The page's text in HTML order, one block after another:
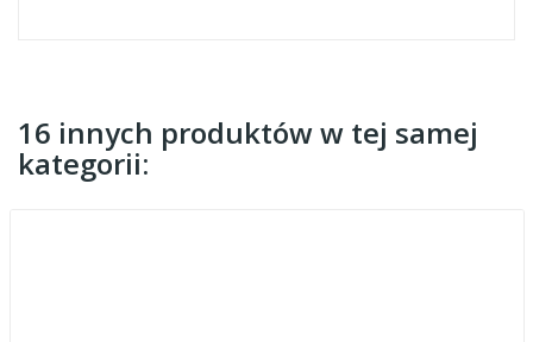
16 innych produktów w tej samej
kategorii: